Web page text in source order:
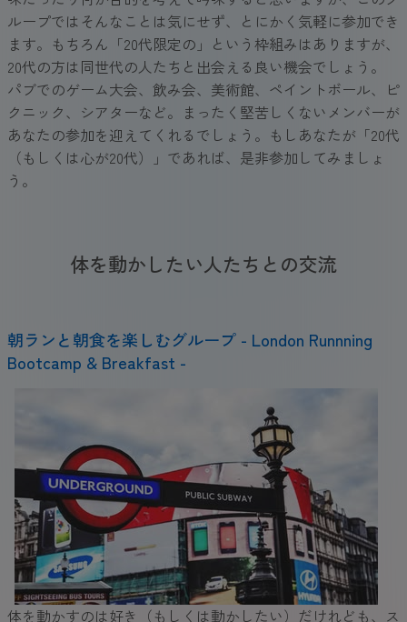
ループではそんなことは気にせず、とにかく気軽に参加でき
ます。もちろん「20代限定の」という枠組みはありますが、
20代の方は同世代の人たちと出会える良い機会でしょう。
パブでのゲーム大会、飲み会、美術館、ペイントボール、ピ
クニック、シアターなど。まったく堅苦しくないメンバーが
あなたの参加を迎えてくれるでしょう。もしあなたが「20代
（もしくは心が20代）」であれば、是非参加してみましょ
う。
体を動かしたい人たちとの交流
朝ランと朝食を楽しむグループ - London Runnning
Bootcamp & Breakfast -
体を動かすのは好き（もしくは動かしたい）だけれども、ス